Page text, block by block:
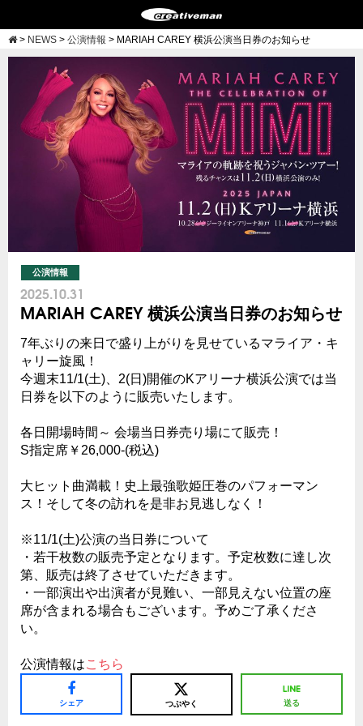
> NEWS > 公演情報 > MARIAH CAREY 横浜公演当日券のお知らせ
公演情報
2025.10.31
MARIAH CAREY 横浜公演当日券のお知らせ
7年ぶりの来日で盛り上がりを見せているマライア・キ
ャリー旋風！
今週末11/1(土)、2(日)開催のKアリーナ横浜公演では当
日券を以下のように販売いたします。
各日開場時間～ 会場当日券売り場にて販売！
S指定席￥26,000-(税込)
大ヒット曲満載！史上最強歌姫圧巻のパフォーマン
ス！そして冬の訪れを是非お見逃しなく！
※11/1(土)公演の当日券について
・若干枚数の販売予定となります。予定枚数に達し次
第、販売は終了させていただきます。
・一部演出や出演者が見難い、一部見えない位置の座
席が含まれる場合もございます。予めご了承くださ
い。
公演情報はこちら
シェア つぶやく 送る